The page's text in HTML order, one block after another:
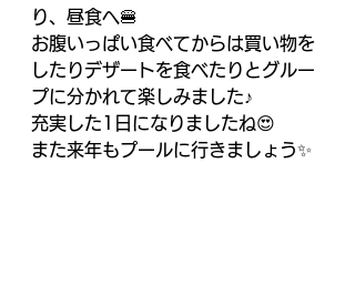
り、昼食へ🍔
お腹いっぱい食べてからは買い物を
したりデザートを食べたりとグルー
プに分かれて楽しみました♪
充実した1日になりましたね😍
また来年もプールに行きましょう✨